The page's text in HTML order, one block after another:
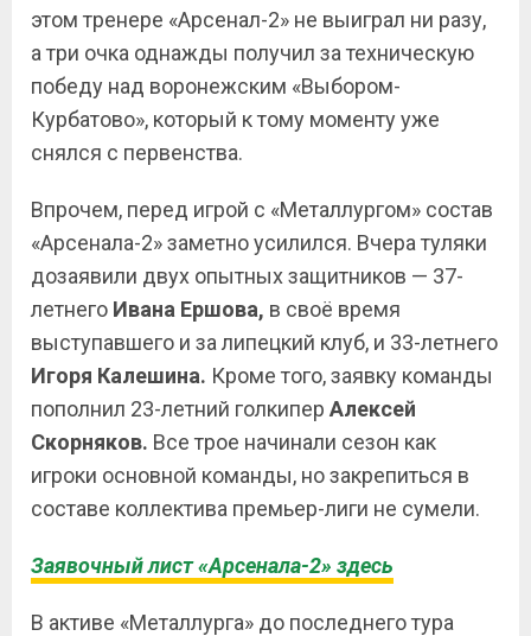
этом тренере «Арсенал-2» не выиграл ни разу,
а три очка однажды получил за техническую
победу над воронежским «Выбором-
Курбатово», который к тому моменту уже
снялся с первенства.
Впрочем, перед игрой с «Металлургом» состав
«Арсенала-2» заметно усилился. Вчера туляки
дозаявили двух опытных защитников — 37-
летнего Ивана Ершова, в своё время
выступавшего и за липецкий клуб, и 33-летнего
Игоря Калешина. Кроме того, заявку команды
пополнил 23-летний голкипер Алексей
Скорняков. Все трое начинали сезон как
игроки основной команды, но закрепиться в
составе коллектива премьер-лиги не сумели.
Заявочный лист «Арсенала-2» здесь
В активе «Металлурга» до последнего тура